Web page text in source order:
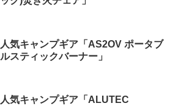
人気キャンプギア「AS2OV ポータブ
ルスティックバーナー」
人気キャンプギア「ALUTEC